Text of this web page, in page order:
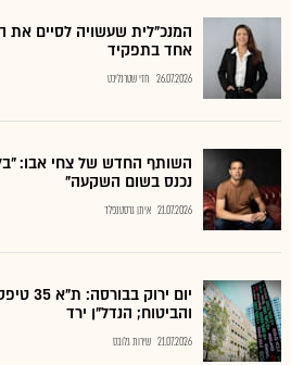
המנכ"לית שעשויה לסיים את
אחד בתפקיד
26.07.2026 חזי שטרנליכט
השותף החדש של צחי אבו:
נכנס בשום השקעה"
21.07.2026 איתן גרסטנפלד
יום
והביטוח; הנדל"ן ירד
21.07.2026 שירות גלובס